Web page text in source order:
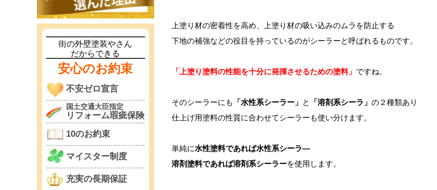
上塗り材の密着性を高め、上塗り材の吸い込みのムラを防止する
下地の補強などの役目を持っているのがシーラーと呼ばれるものです。
「上塗り塗料の性能を十分に発揮させるための塗料」 ですね。
そのシーラーにも 「水性系シーラー」 と 「溶剤系シーラ」 の２種類あり
仕上げ用塗料の性質に合わせてシーラーも使い分けます。
単純に水性塗料であれば水性系シーラ―
溶剤塗料であれば溶剤系シーラーを使用します。
街の外壁塗装やさん
だからできる
安心のお約束
不安ゼロ宣言
国土交通大臣指定
リフォーム瑕疵保険
10のお約束
マイスター制度
充実の長期保証